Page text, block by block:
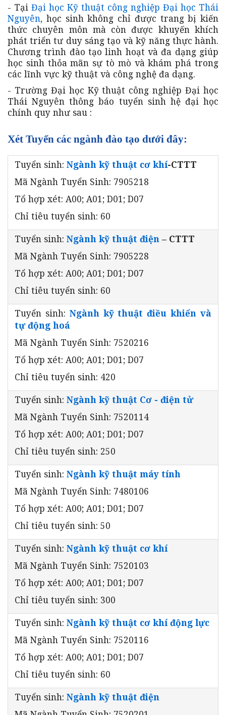
- Tại Đại học Kỹ thuật công nghiệp Đại học Thái
Nguyên, học sinh không chỉ được trang bị kiến
thức chuyên môn mà còn được khuyến khích
phát triển tư duy sáng tạo và kỹ năng thực hành.
Chương trình đào tạo linh hoạt và đa dạng giúp
học sinh thỏa mãn sự tò mò và khám phá trong
các lĩnh vực kỹ thuật và công nghệ đa dạng.
- Trường Đại học Kỹ thuật công nghiệp Đại học
Thái Nguyên thông báo tuyển sinh hệ đại học
chính quy như sau :
Xét Tuyển các ngành đào tạo dưới đây:
Tuyển sinh: Ngành kỹ thuật cơ khí-CTTT
Mã Ngành Tuyển Sinh: 7905218
Tổ hợp xét: A00; A01; D01; D07
Chỉ tiêu tuyển sinh: 60
Tuyển sinh: Ngành kỹ thuật điện – CTTT
Mã Ngành Tuyển Sinh: 7905228
Tổ hợp xét: A00; A01; D01; D07
Chỉ tiêu tuyển sinh: 60
Tuyển sinh: Ngành kỹ thuật điều khiển và
tự động hoá
Mã Ngành Tuyển Sinh: 7520216
Tổ hợp xét: A00; A01; D01; D07
Chỉ tiêu tuyển sinh: 420
Tuyển sinh: Ngành kỹ thuật Cơ - điện tử
Mã Ngành Tuyển Sinh: 7520114
Tổ hợp xét: A00; A01; D01; D07
Chỉ tiêu tuyển sinh: 250
Tuyển sinh: Ngành kỹ thuật máy tính
Mã Ngành Tuyển Sinh: 7480106
Tổ hợp xét: A00; A01; D01; D07
Chỉ tiêu tuyển sinh: 50
Tuyển sinh: Ngành kỹ thuật cơ khí
Mã Ngành Tuyển Sinh: 7520103
Tổ hợp xét: A00; A01; D01; D07
Chỉ tiêu tuyển sinh: 300
Tuyển sinh: Ngành kỹ thuật cơ khí động lực
Mã Ngành Tuyển Sinh: 7520116
Tổ hợp xét: A00; A01; D01; D07
Chỉ tiêu tuyển sinh: 60
Tuyển sinh: Ngành kỹ thuật điện